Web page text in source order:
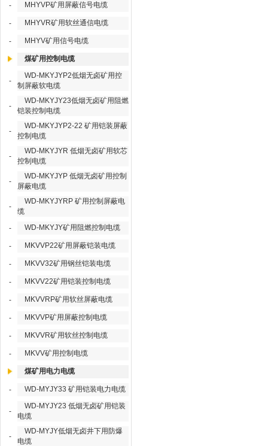
- MHYVP矿用屏蔽信号电缆
- MHYVR矿用软丝通信电缆
- MHYV矿用信号电缆
煤矿用控制电缆
-
WD-MKYJYP2低烟无卤矿用控
制屏蔽软电缆
-
WD-MKYJY23低烟无卤矿用阻燃
铠装控制电缆
-
WD-MKYJYP2-22 矿用铠装屏蔽
控制电缆
-
WD-MKYJYR 低烟无卤矿用软芯
控制电缆
-
WD-MKYJYP 低烟无卤矿用控制
屏蔽电缆
-
WD-MKYJYRP 矿用控制屏蔽电
缆
-
WD-MKYJY矿用阻燃控制电缆
- MKVVP22矿用屏蔽铠装电缆
- MKVV32矿用钢丝铠装电缆
- MKVV22矿用铠装控制电缆
- MKVVRP矿用软丝屏蔽电缆
- MKVVP矿用屏蔽控制电缆
- MKVVR矿用软丝控制电缆
- MKVV矿用控制电缆
煤矿用电力电缆
- WD-MYJY33 矿用铠装电力电缆
-
WD-MYJY23 低烟无卤矿用铠装
电缆
-
WD-MYJY低烟无卤井下用防爆
电缆